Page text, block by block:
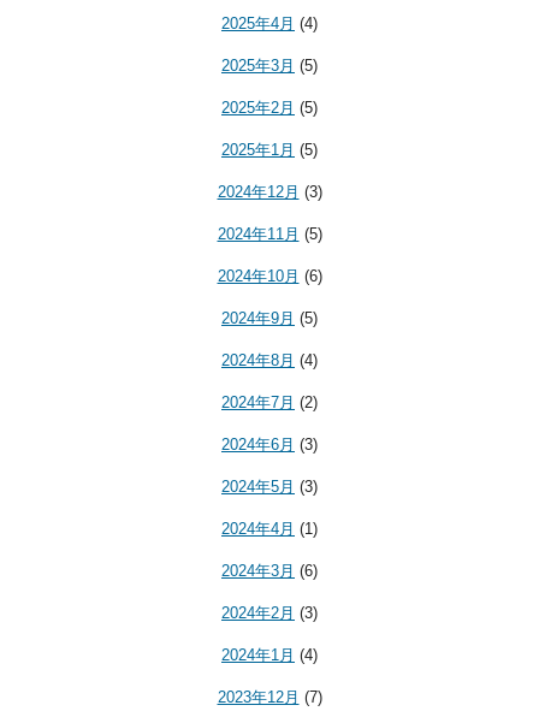
2025年4月 (4)
2025年3月 (5)
2025年2月 (5)
2025年1月 (5)
2024年12月 (3)
2024年11月 (5)
2024年10月 (6)
2024年9月 (5)
2024年8月 (4)
2024年7月 (2)
2024年6月 (3)
2024年5月 (3)
2024年4月 (1)
2024年3月 (6)
2024年2月 (3)
2024年1月 (4)
2023年12月 (7)